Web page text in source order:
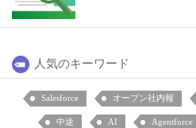
人気のキーワード
Salesforce オープン社内報
中途 AI Agentforce